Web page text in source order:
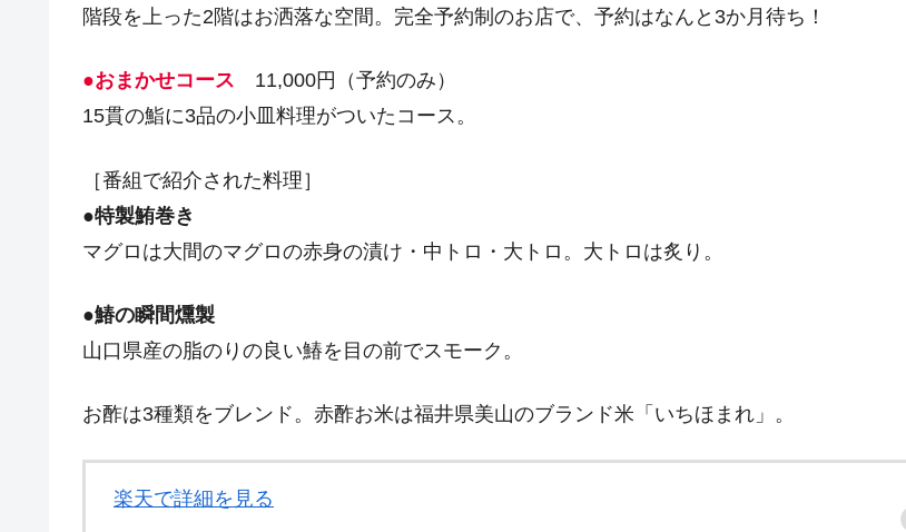
階段を上った2階はお洒落な空間。完全予約制のお店で、予約はなんと3か月待ち！
●おまかせコース 11,000円（予約のみ）
15貫の鮨に3品の小皿料理がついたコース。
［番組で紹介された料理］
●特製鮪巻き
マグロは大間のマグロの赤身の漬け・中トロ・大トロ。大トロは炙り。
●鰆の瞬間燻製
山口県産の脂のりの良い鰆を目の前でスモーク。
お酢は3種類をブレンド。赤酢お米は福井県美山のブランド米「いちほまれ」。
楽天で詳細を見る